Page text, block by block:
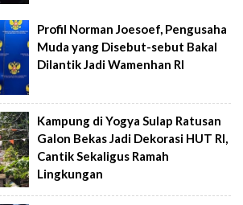
Profil Norman Joesoef, Pengusaha
Muda yang Disebut-sebut Bakal
Dilantik Jadi Wamenhan RI
Kampung di Yogya Sulap Ratusan
Galon Bekas Jadi Dekorasi HUT RI,
Cantik Sekaligus Ramah
Lingkungan